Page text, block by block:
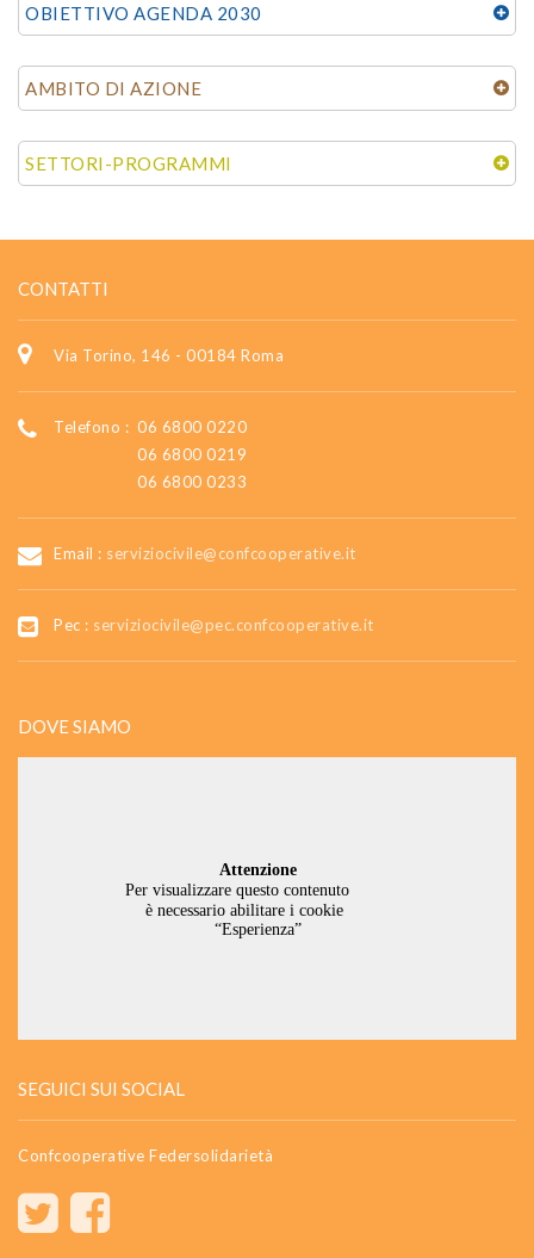
OBIETTIVO AGENDA 2030
AMBITO DI AZIONE
SETTORI-PROGRAMMI
CONTATTI
Via Torino, 146 - 00184 Roma
Telefono : 06 6800 0220
06 6800 0219
06 6800 0233
Email : serviziocivile@confcooperative.it
Pec : serviziocivile@pec.confcooperative.it
DOVE SIAMO
SEGUICI SUI SOCIAL
Confcooperative Federsolidarietà